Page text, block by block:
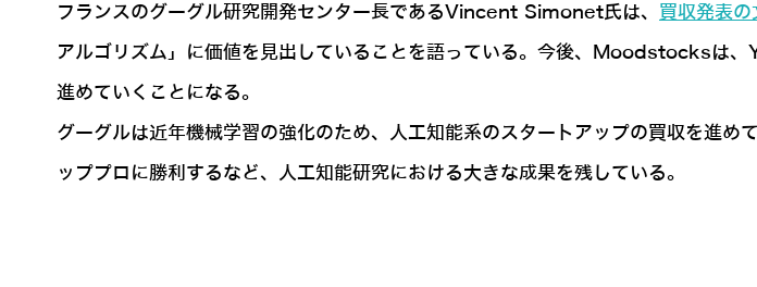
フランスのグーグル研究開発センター長であるVincent Simonet氏は、 買収発表の
アルゴリズム」に価値を見出していることを語っている。今後、Moodstocksは
進めていくことになる。
グーグルは近年機械学習の強化のため、人工知能系のスタートアップの買収を
ッププロに勝利するなど、人工知能研究における大きな成果を残している。